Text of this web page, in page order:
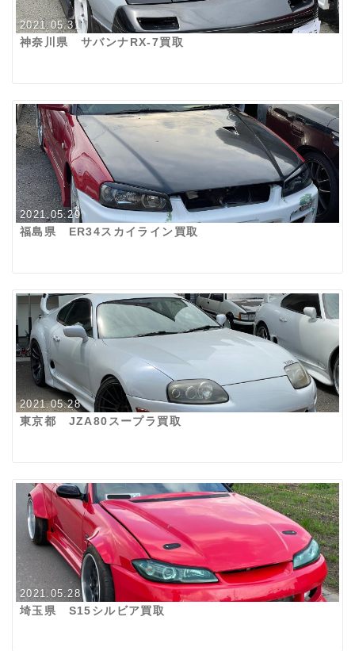
2021.05.31
神奈川県 サバンナRX-7買取
2021.05.29
福島県 ER34スカイライン買取
2021.05.28
東京都 JZA80スープラ買取
2021.05.28
埼玉県 S15シルビア買取